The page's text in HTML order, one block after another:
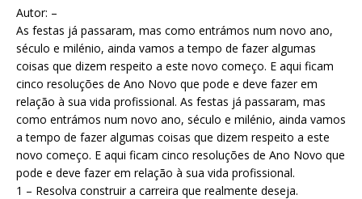
Autor: –
As festas já passaram, mas como entrámos num novo ano,
século e milénio, ainda vamos a tempo de fazer algumas
coisas que dizem respeito a este novo começo. E aqui ficam
cinco resoluções de Ano Novo que pode e deve fazer em
relação à sua vida profissional. As festas já passaram, mas
como entrámos num novo ano, século e milénio, ainda vamos
a tempo de fazer algumas coisas que dizem respeito a este
novo começo. E aqui ficam cinco resoluções de Ano Novo que
pode e deve fazer em relação à sua vida profissional.
1 – Resolva construir a carreira que realmente deseja.